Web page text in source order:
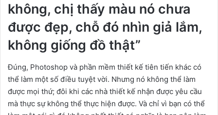
không, chị thấy màu nó chưa
được đẹp, chỗ đó nhìn giả lắm,
không giống đồ thật”
Đúng, Photoshop và phần mềm thiết kế tiên tiến khác có
thể làm một số điều tuyệt vời. Nhưng nó không thể làm
được mọi thứ; đôi khi các nhà thiết kế nhận được yêu cầu
mà thực sự không thể thực hiện được. Và chỉ vì bạn có thể